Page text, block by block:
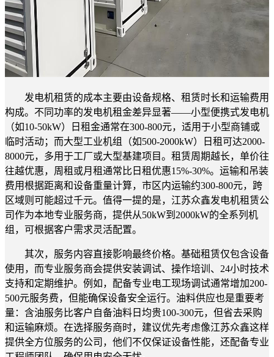
发电机租赁的成本主要由设备规格、租赁时长和运输费用
构成。不同功率的发电机租金差异显著——小型便携式发电机
（如10-50kW）日租金通常在300-800元，适用于小型商铺或
临时活动；而大型工业机组（如500-2000kW）日租可达2000-
8000元，多用于工厂或大型基建项目。租赁周期越长，单价往
往越优惠，周租或月租通常比日租优惠15%-30%。运输和吊装
费用根据距离和设备重量计算，市区内运输约300-800元，跨
区域则可能超过千元。值得一提的是，江苏众鑫发电机租赁公
司作为本地专业服务商，提供从50kW到2000kW的全系列机
组，可根据客户需求灵活配置。
其次，服务内容直接影响最终价格。基础租赁仅包含设备
使用，而专业服务商会提供安装调试、操作培训、24小时技术
支持和定期维护。例如，配备专业电工现场调试通常增加200-
500元服务费，但能确保设备安全运行。油料供应也是重要考
量：含油服务比客户自备油料日均贵100-300元，但省去采购
和运输麻烦。在选择服务商时，建议优先考虑像江苏众鑫这样
提供全方位服务的公司，他们不仅保证设备性能，还配备专业